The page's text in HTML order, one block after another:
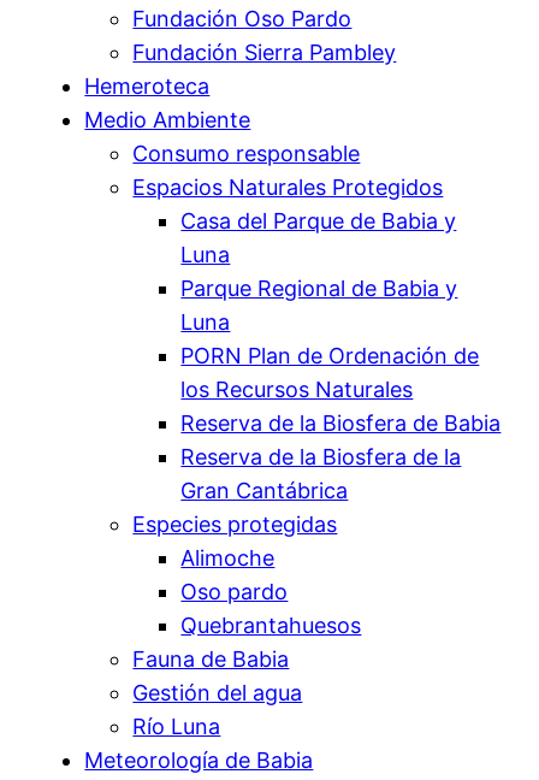
Fundación Oso Pardo
Fundación Sierra Pambley
Hemeroteca
Medio Ambiente
Consumo responsable
Espacios Naturales Protegidos
Casa del Parque de Babia y
Luna
Parque Regional de Babia y
Luna
PORN Plan de Ordenación de
los Recursos Naturales
Reserva de la Biosfera de Babia
Reserva de la Biosfera de la
Gran Cantábrica
Especies protegidas
Alimoche
Oso pardo
Quebrantahuesos
Fauna de Babia
Gestión del agua
Río Luna
Meteorología de Babia